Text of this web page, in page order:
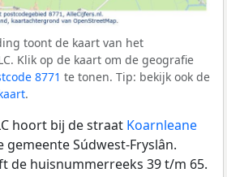
toont de kaart van het
Klik op de kaart om de geografie
8771 te tonen. Tip: bekijk ook de
.
hoort bij de straat Koarnleane
Súdwest-Fryslân.
de huisnummerreeks 39 t/m 65.